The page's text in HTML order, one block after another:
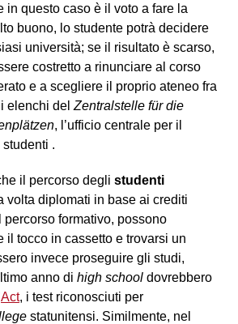
in questo caso è il voto a fare la
buono, lo studente potrà decidere
università; se il risultato è scarso,
costretto a rinunciare al corso
e a scegliere il proprio ateneo fra
elenchi del Zentralstelle für die
, l’ufficio centrale per il
.
il percorso degli studenti
volta diplomati in base ai crediti
formativo, possono
il tocco in cassetto e trovarsi un
invece proseguire gli studi,
anno di high school dovrebbero
Act, i test riconosciuti per
statunitensi. Similmente, nel